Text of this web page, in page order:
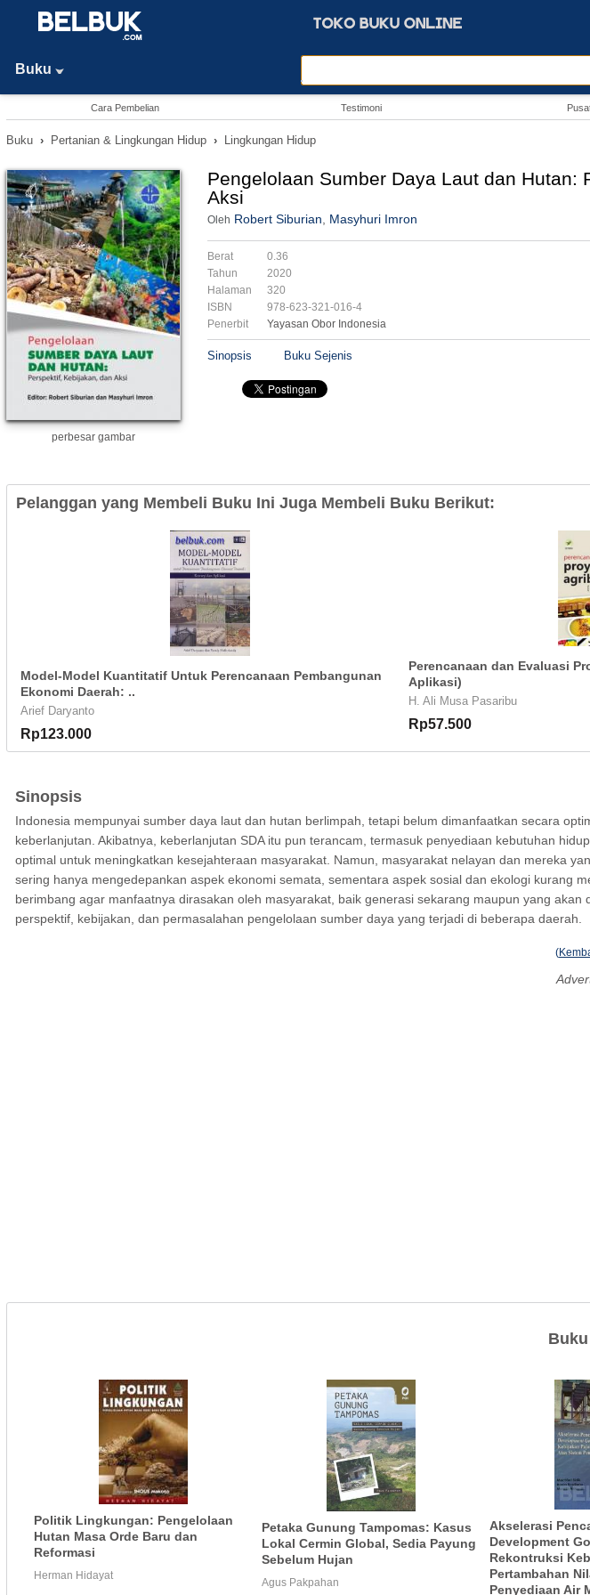
Buku
Cara Pembelian Testimoni
Buku › Pertanian & Lingkungan Hidup › Lingkungan Hidup
perbesar gambar
Pengelolaan Sumber Daya Laut dan Hutan:
Aksi
Oleh Robert Siburian Masyhuri Imron
Berat
0.36
Tahun
2020
Halaman
320
ISBN
978-623-321-016-4
Penerbit
Yayasan Obor Indonesia
Sinopsis Buku Sejenis
Pelanggan yang Membeli Buku Ini Juga Membeli Buku Berikut:
Model-Model Kuantitatif Untuk Perencanaan Pembangunan
Ekonomi Daerah: ..
Arief Daryanto
Rp123.000
Perencanaan dan Evaluasi
Aplikasi)
H. Ali Musa Pasaribu
Rp57.500
Sinopsis
Indonesia mempunyai sumber daya laut dan hutan berlimpah, tetapi belum dimanfaatkan secara
keberlanjutan. Akibatnya, keberlanjutan SDA itu pun terancam, termasuk penyediaan kebutuhan
optimal untuk meningkatkan kesejahteraan masyarakat. Namun, masyarakat nelayan dan mereka
sering hanya mengedepankan aspek ekonomi semata, sementara aspek sosial dan ekologi kurang
berimbang agar manfaatnya dirasakan oleh masyarakat, baik generasi sekarang maupun yang
perspektif, kebijakan, dan permasalahan pengelolaan sumber daya yang terjadi di beberapa daerah.
(
Politik Lingkungan: Pengelolaan
Hutan Masa Orde Baru dan
Reformasi
Herman Hidayat
Petaka Gunung Tampomas: Kasus
Lokal Cermin Global, Sedia Payung
Sebelum Hujan
Agus Pakpahan
Akselerasi
Development
Rekontruksi
Pertambahan
Penyediaan Air